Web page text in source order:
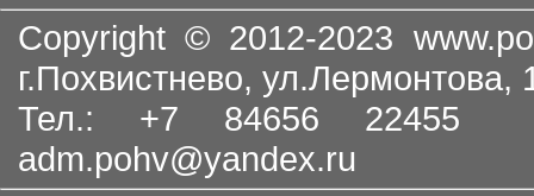
Copyright © 2012-2023
г.Похвистнево, ул.Лермонтова,
Тел.: +7 84656
adm.pohv@yandex.ru